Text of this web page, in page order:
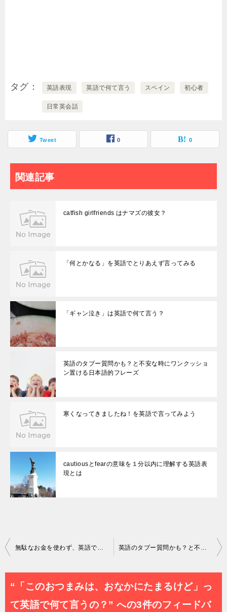
タグ 英語表現 英語で何て言う スペイン 初心者
日常英会話
Tweet 0 0
関連記事
catfish girlfriends はナマズの彼女？
「何とかなる」を英語でとりあえず言ってみる
「ギャン泣き」は英語で何て言う？
英語のタブー質問かも？と不安な時にワンクッショ
ン置ける日本語的フレーズ
寒くなってきましたね！を英語で言ってみよう
cautiousとfearの意味を１分以内に理解する英語表
現とは
投
ナ
ビ
無駄なお金を使わず、英語で人生成功している自分と確実に出会う方法 英語のタブー質問かも？と不安な時にワンクッション置ける日本語的フレーズ
“「このおつまみは、おなかにたまるけど」っ
て英語で何て言うの？” への3件のフィードバ